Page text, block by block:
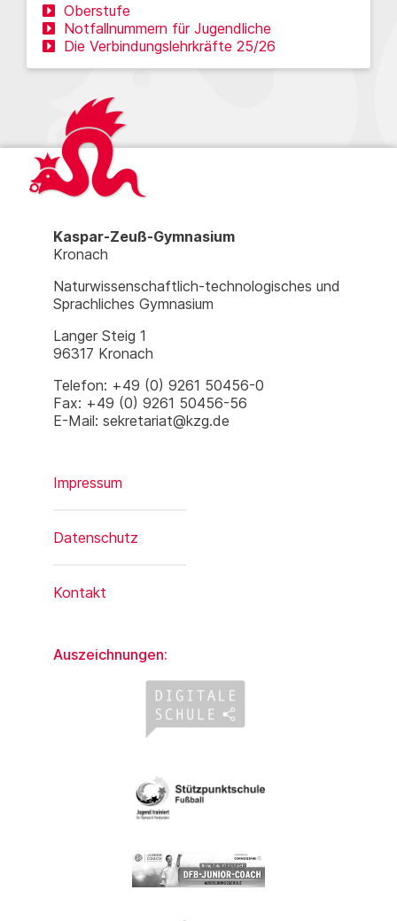
Oberstufe
Notfallnummern für Jugendliche
Die Verbindungslehrkräfte 25/26
Kaspar-Zeuß-Gymnasium
Kronach
Naturwissenschaftlich-technologisches und
Sprachliches Gymnasium
Langer Steig 1
96317 Kronach
Telefon: +49 (0) 9261 50456-0
Fax: +49 (0) 9261 50456-56
E-Mail: sekretariat@kzg.de
Impressum
Datenschutz
Kontakt
Auszeichnungen: